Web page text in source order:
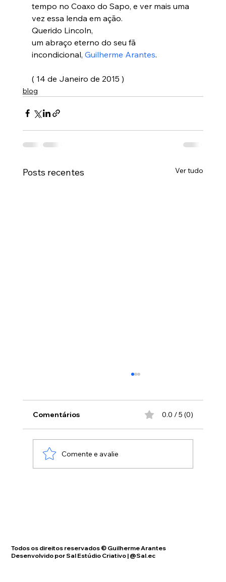
tempo no Coaxo do Sapo, e ver mais uma
vez essa lenda em ação.
Querido Lincoln,
um abraço eterno do seu fã
incondicional, Guilherme Arantes.
( 14 de Janeiro de 2015 )
blog
Posts recentes Ver tudo
Pessoas vêm até nós pelas redes sociais
fazendo julgamentos "morais" baseados na
"precisariamos" fazer ou "precisariamos" não
fazer, sem ao menos se informarem do
Comentários 0.0 / 5 (0)
Comente e avalie
Todos os direitos reservados © Guilherme Arantes
Desenvolvido por Sal Estúdio Criativo | @Sal.ec